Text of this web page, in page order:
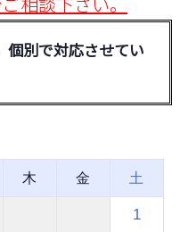
個別で対応させてい
木 金 土
1